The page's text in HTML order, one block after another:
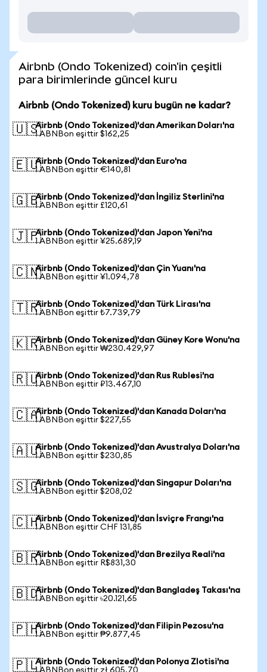
Airbnb (Ondo Tokenized) coin'in çeşitli
para birimlerinde güncel kuru
Airbnb (Ondo Tokenized) kuru bugün ne kadar?
🇺🇸Airbnb (Ondo Tokenized)'dan Amerikan Doları'na
1 ABNBon eşittir $162,25
🇪🇺Airbnb (Ondo Tokenized)'dan Euro'na
1 ABNBon eşittir €140,81
🇬🇧Airbnb (Ondo Tokenized)'dan İngiliz Sterlini'na
1 ABNBon eşittir £120,61
🇯🇵Airbnb (Ondo Tokenized)'dan Japon Yeni'na
1 ABNBon eşittir ¥25.689,19
🇨🇳Airbnb (Ondo Tokenized)'dan Çin Yuanı'na
1 ABNBon eşittir ¥1.094,78
🇹🇷Airbnb (Ondo Tokenized)'dan Türk Lirası'na
1 ABNBon eşittir ₺7.739,79
🇰🇷Airbnb (Ondo Tokenized)'dan Güney Kore Wonu'na
1 ABNBon eşittir ₩230.429,97
🇷🇺Airbnb (Ondo Tokenized)'dan Rus Rublesi'na
1 ABNBon eşittir ₽13.467,10
🇨🇦Airbnb (Ondo Tokenized)'dan Kanada Doları'na
1 ABNBon eşittir $227,55
🇦🇺Airbnb (Ondo Tokenized)'dan Avustralya Doları'na
1 ABNBon eşittir $230,85
🇸🇬Airbnb (Ondo Tokenized)'dan Singapur Doları'na
1 ABNBon eşittir $208,02
🇨🇭Airbnb (Ondo Tokenized)'dan İsviçre Frangı'na
1 ABNBon eşittir CHF 131,85
🇧🇷Airbnb (Ondo Tokenized)'dan Brezilya Reali'na
1 ABNBon eşittir R$831,30
🇧🇩Airbnb (Ondo Tokenized)'dan Bangladeş Takası'na
1 ABNBon eşittir ৳20.121,65
🇵🇭Airbnb (Ondo Tokenized)'dan Filipin Pezosu'na
1 ABNBon eşittir ₱9.877,45
🇵🇱Airbnb (Ondo Tokenized)'dan Polonya Zlotisi'na
1 ABNBon eşittir zł 605,70